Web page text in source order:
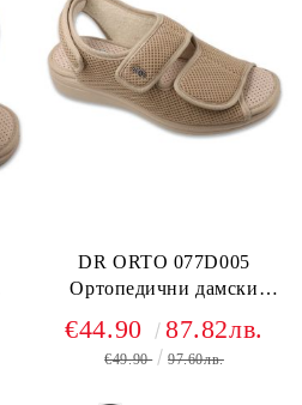
DR ORTO 077D005
Ортопедични дамски
Бежови
€44.90 87.82лв.
€49.90 97.60лв.